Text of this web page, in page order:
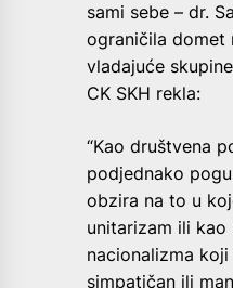
sami sebe – dr.
ograničila domet
vladajuće
CK SKH rekla:
“Kao društvena
podjednako
obzira na to u
unitarizam ili kao
nacionalizma
simpatičan ili